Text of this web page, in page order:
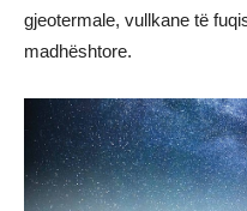
gjeotermale, vullkane të
madhështore.